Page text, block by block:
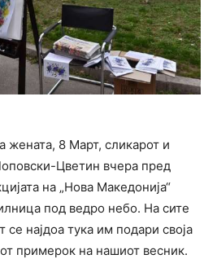
жената, 8 Март, сликарот и
Цветин вчера пред
на „Нова Македонија“
под ведро небо. На сите
најдоа тука им подари своја
примерок на нашиот весник.